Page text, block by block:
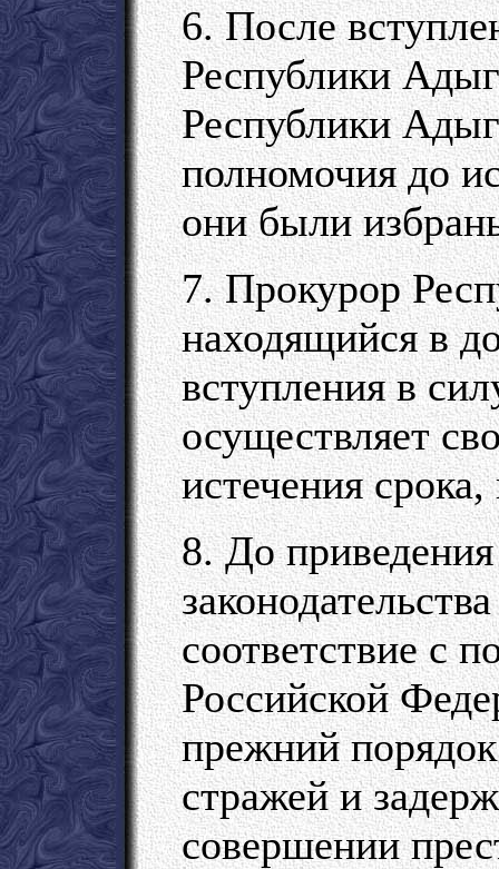
6. После
Республики
Республики
полномочия до
они были
7. Прокурор
находящийся в
вступления в
осуществляет
истечения
8. До
соответствие с
Российской
прежний
стражей и
совершении